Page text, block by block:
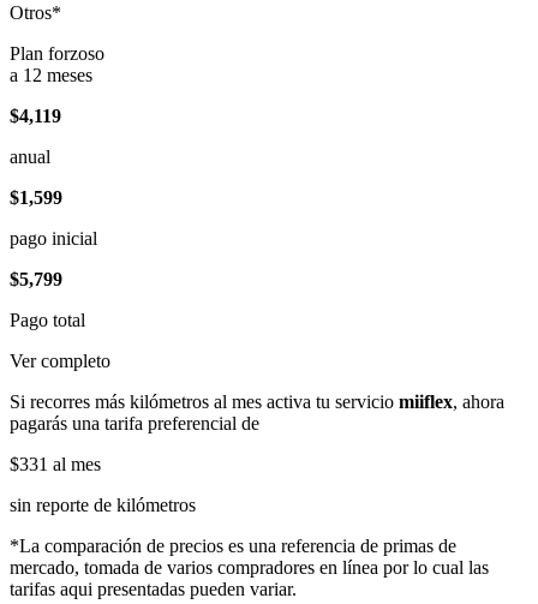
Otros*
Plan forzoso
a 12 meses
$4,119
anual
$1,599
pago inicial
$5,799
Pago total
Ver completo
Si recorres más kilómetros al mes activa tu servicio miiflex, ahora
pagarás una tarifa preferencial de
$331 al mes
sin reporte de kilómetros
*La comparación de precios es una referencia de primas de
mercado, tomada de varios compradores en línea por lo cual las
tarifas aqui presentadas pueden variar.